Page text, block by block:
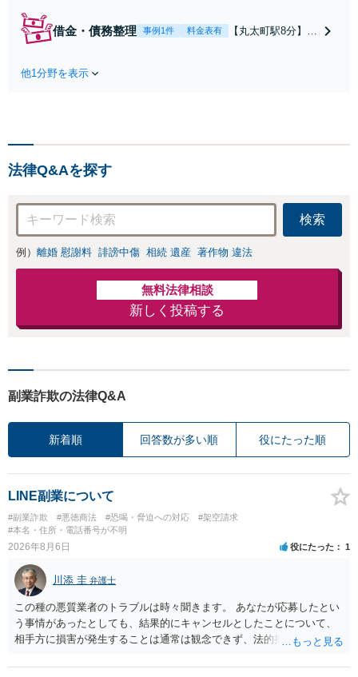
く冷静な主張が重
借金・債務整理 事例1件 料金表有
【丸太町駅8分】
者さまのご要望を
有】【初回相談30
他1分野を表示
法律Q&Aを探す
検索
例） 離婚 慰謝料 誹謗中傷 相続 遺産 著作物 違法
無料法律相談
新しく投稿する
副業詐欺の法律Q&A
新着順 回答数が多い順 役にたった順
LINE副業について
#副業詐欺 #悪徳商法 #恐喝・脅迫への対応
#架空請求
#本名・住所・電話番号が不明
2026年8月6日 役にたった 1
川添 圭 弁護士
この種の悪質業者のトラブルは時々聞きます。 あなたが応募したとい
う事情があったとしても、結果的にキャンセルとしたことについて、
相手方に損害が発生することは通常は観念できず、法的措置を採って
ず、最寄りの消費生活センターへ相談し、連絡を無視してよいかどう